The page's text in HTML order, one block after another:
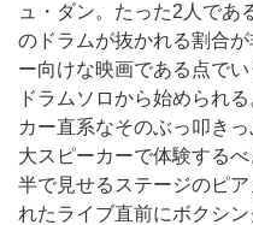
ュ・ダン。たった2人であ
のドラムが抜かれる割合
ー向けな映画である点で
ドラムソロから始められ
カー直系なそのぶっ叩き
大スピーカーで体験する
半で見せるステージのピ
れたライブ直前にボクシ